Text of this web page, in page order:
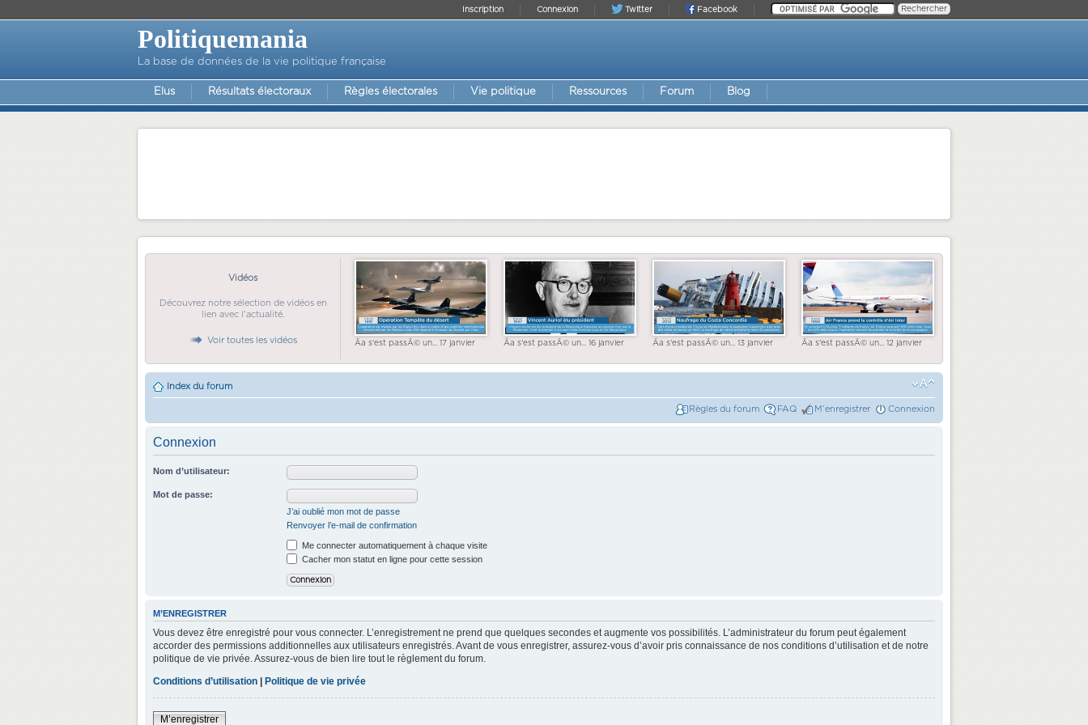
Facebook
Twitter
Connexion
Inscription
Politiquemania
La base de données de la vie politique française
Elus Résultats électoraux Règles électorales Vie politique Ressources Forum Blog
Vidéos
Découvrez notre sélection de vidéos en
lien avec l'actualité.
Voir toutes les vidéos Ãa s'est passÃ© un... 17 janvier Ãa s'est passÃ© un... 16 janvier Ãa s'est passÃ© un... 13 janvier Ãa s'est passÃ© un... 12 janvier
Index du forum
Règles du forum FAQ M’enregistrer Connexion
Connexion
Nom d’utilisateur:
Mot de passe:
J’ai oublié mon mot de passe
Renvoyer l’e-mail de confirmation
Me connecter automatiquement à chaque visite
Cacher mon statut en ligne pour cette session
M’ENREGISTRER
Vous devez être enregistré pour vous connecter. L’enregistrement ne prend que quelques secondes et augmente vos possibilités. L’administrateur du forum peut également
accorder des permissions additionnelles aux utilisateurs enregistrés. Avant de vous enregistrer, assurez-vous d’avoir pris connaissance de nos conditions d’utilisation et de notre
politique de vie privée. Assurez-vous de bien lire tout le règlement du forum.
Conditions d’utilisation | Politique de vie privée
M’enregistrer